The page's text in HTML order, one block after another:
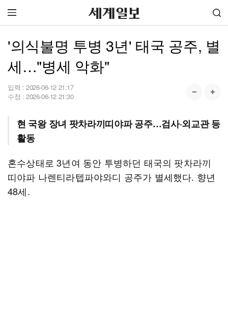
'의식불명 투병 3년' 태국 공주, 별
세…"병세 악화"
입력 : 2026-06-12 21:17
수정 : 2026-06-12 21:30
현 국왕 장녀 팟차라끼띠야파 공주…검사·외교관 등
활동
혼수상태로 3년여 동안 투병하던 태국의 팟차라끼
띠야파 나렌티라텝파야와디 공주가 별세했다. 향년
48세.